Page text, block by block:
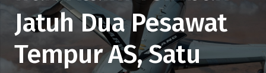
Jatuh Dua Pesawat
Tempur AS, Satu